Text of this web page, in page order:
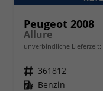
Peugeot 2008
Allure
unverbindliche Lieferzeit:
Fahrzeugnr. 361812
Kraftstoff Benzin